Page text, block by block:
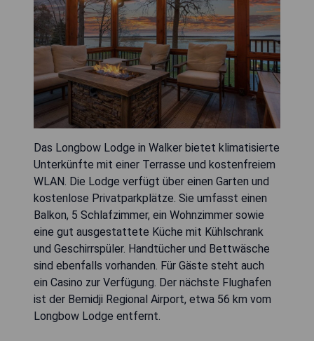
Das Longbow Lodge in Walker bietet klimatisierte
Unterkünfte mit einer Terrasse und kostenfreiem
WLAN. Die Lodge verfügt über einen Garten und
kostenlose Privatparkplätze. Sie umfasst einen
Balkon, 5 Schlafzimmer, ein Wohnzimmer sowie
eine gut ausgestattete Küche mit Kühlschrank
und Geschirrspüler. Handtücher und Bettwäsche
sind ebenfalls vorhanden. Für Gäste steht auch
ein Casino zur Verfügung. Der nächste Flughafen
ist der Bemidji Regional Airport, etwa 56 km vom
Longbow Lodge entfernt.